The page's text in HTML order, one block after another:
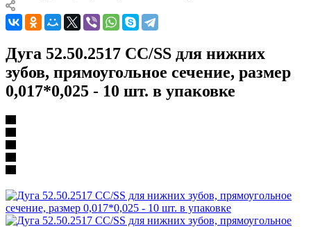
Дуга 52.50.2517 CC/SS для нижних
зубов, прямоугольное сечение, размер
0,017*0,025 - 10 шт. в упаковке